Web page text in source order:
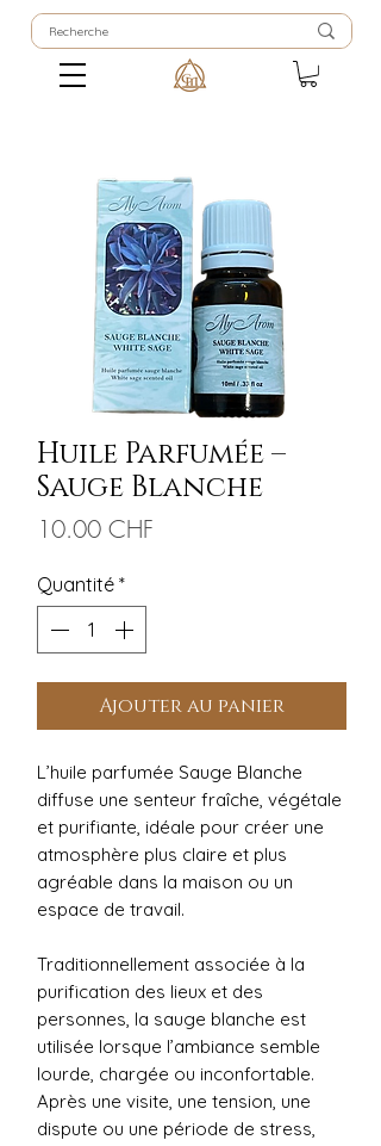
Huile Parfumée –
Sauge Blanche
10.00 CHF
Quantité *
Ajouter au panier
L’huile parfumée Sauge Blanche
diffuse une senteur fraîche, végétale
et purifiante, idéale pour créer une
atmosphère plus claire et plus
agréable dans la maison ou un
espace de travail.
Traditionnellement associée à la
purification des lieux et des
personnes, la sauge blanche est
utilisée lorsque l’ambiance semble
lourde, chargée ou inconfortable.
Après une visite, une tension, une
dispute ou une période de stress,